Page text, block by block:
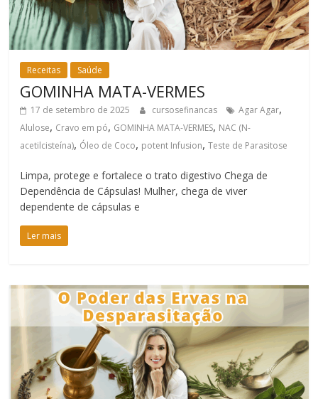
Receitas Saúde
GOMINHA MATA-VERMES
17 de setembro de 2025 cursosefinancas Agar Agar,
Alulose, Cravo em pó, GOMINHA MATA-VERMES, NAC (N-
acetilcisteína), Óleo de Coco, potent Infusion,Teste de Parasitose
Limpa, protege e fortalece o trato digestivo Chega de
Dependência de Cápsulas! Mulher, chega de viver
dependente de cápsulas e
Ler mais